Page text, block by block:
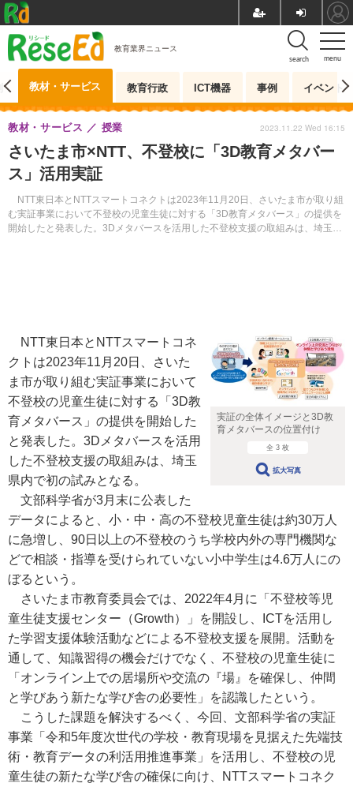
menu
search
教育業界ニュース
教材・サービス 教育行政 ICT機器 事例 イベント
さいたま市×NTT、不登校に「3D教育メタバー
ス」活用実証
NTT東日本とNTTスマートコネクトは2023年11月20日、さいたま市が取り組
む実証事業において不登校の児童生徒に対する「3D教育メタバース」の提供を
開始したと発表した。3Dメタバースを活用した不登校支援の取組みは、埼玉県
教材・サービス 授業 2023.11.22 Wed 16:15
実証の全体イメージと3D教
育メタバースの位置付け
全 3 枚
拡大写真
NTT東日本とNTTスマートコネ
クトは2023年11月20日、さいた
ま市が取り組む実証事業において
不登校の児童生徒に対する「3D教
育メタバース」の提供を開始した
と発表した。3Dメタバースを活用
した不登校支援の取組みは、埼玉
県内で初の試みとなる。
文部科学省が3月末に公表した
データによると、小・中・高の不登校児童生徒は約30万人
に急増し、90日以上の不登校のうち学校内外の専門機関な
どで相談・指導を受けられていない小中学生は4.6万人にの
ぼるという。
さいたま市教育委員会では、2022年4月に「不登校等児
童生徒支援センター（Growth）」を開設し、ICTを活用し
た学習支援体験活動などによる不登校支援を展開。活動を
通して、知識習得の機会だけでなく、不登校の児童生徒に
「オンライン上での居場所や交流の『場』を確保し、仲間
と学びあう新たな学び舎の必要性」を認識したという。
こうした課題を解決するべく、今回、文部科学省の実証
事業「令和5年度次世代の学校・教育現場を見据えた先端技
術・教育データの利活用推進事業」を活用し、不登校の児
童生徒の新たな学び舎の確保に向け、NTTスマートコネク